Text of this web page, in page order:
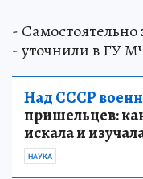
- Самостоятельно
- уточнили в ГУ
Над СССР
пришельцев:
искала и
НАУКА